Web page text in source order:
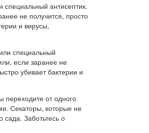
специальный антисептик.
не получится, просто
и вирусы,
переходите от одного
Секаторы, которые не
Заботьтесь о